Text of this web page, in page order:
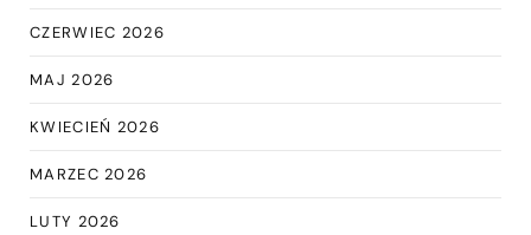
CZERWIEC 2026
MAJ 2026
KWIECIEŃ 2026
MARZEC 2026
LUTY 2026